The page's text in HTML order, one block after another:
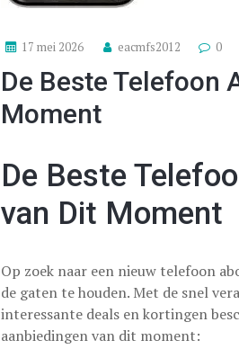
17 mei 2026 eacmfs2012 0
De Beste Telefoon
Moment
De Beste
van Dit Moment
Op zoek naar een nieuw telefoon
de gaten te houden. Met de snel
interessante deals en kortingen
aanbiedingen van dit moment: